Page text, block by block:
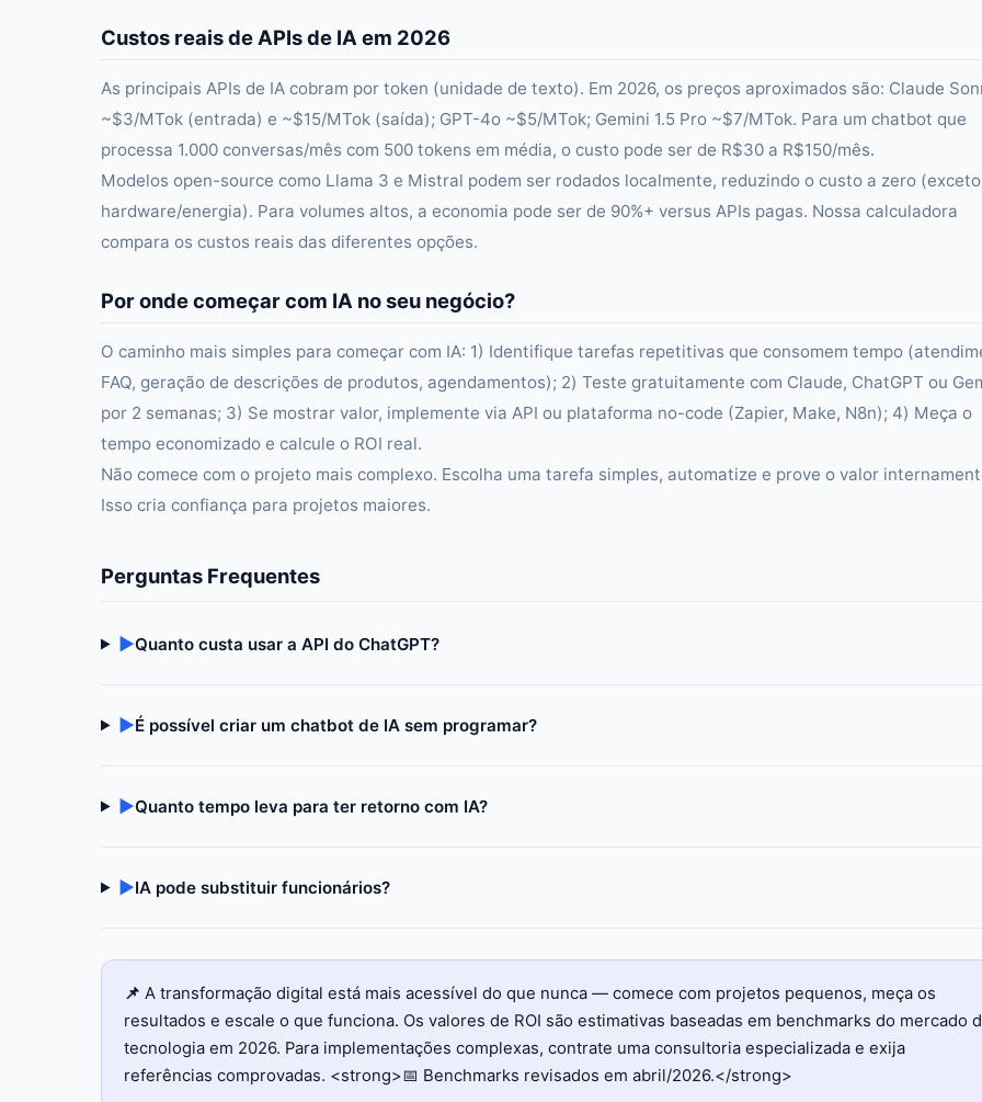
Custos reais de APIs de IA em 2026
As principais APIs de IA cobram por token (unidade de texto). Em 2026, os preços aproximados são: Claude
~$3/MTok (entrada) e ~$15/MTok (saída); GPT-4o ~$5/MTok; Gemini 1.5 Pro ~$7/MTok. Para um chatbot que
processa 1.000 conversas/mês com 500 tokens em média, o custo pode ser de R$30 a R$150/mês.
Modelos open-source como Llama 3 e Mistral podem ser rodados localmente, reduzindo o custo a zero (exceto
hardware/energia). Para volumes altos, a economia pode ser de 90%+ versus APIs pagas. Nossa calculadora
compara os custos reais das diferentes opções.
Por onde começar com IA no seu negócio?
O caminho mais simples para começar com IA: 1) Identifique tarefas repetitivas que consomem tempo
FAQ, geração de descrições de produtos, agendamentos); 2) Teste gratuitamente com Claude, ChatGPT ou
por 2 semanas; 3) Se mostrar valor, implemente via API ou plataforma no-code (Zapier, Make, N8n); 4) Meça o
tempo economizado e calcule o ROI real.
Não comece com o projeto mais complexo. Escolha uma tarefa simples, automatize e prove o valor
Isso cria confiança para projetos maiores.
Perguntas Frequentes
▶Quanto custa usar a API do ChatGPT?
▶É possível criar um chatbot de IA sem programar?
▶Quanto tempo leva para ter retorno com IA?
▶IA pode substituir funcionários?
📌 A transformação digital está mais acessível do que nunca — comece com projetos pequenos, meça os
resultados e escale o que funciona. Os valores de ROI são estimativas baseadas em benchmarks do mercado
tecnologia em 2026. Para implementações complexas, contrate uma consultoria especializada e exija
referências comprovadas. <strong>📅 Benchmarks revisados em abril/2026.</strong>